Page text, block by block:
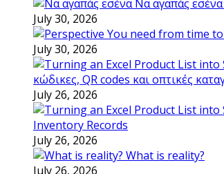
Να αγαπάς
July 30, 2026
You need from time
July 30, 2026
κώδικες, QR codes και οπτικές
July 26, 2026
Inventory Records
July 26, 2026
What is reality?
July 26, 2026